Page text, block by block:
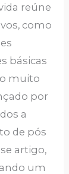
reúne
como
básicas
muito
por
a
de pós
artigo,
um